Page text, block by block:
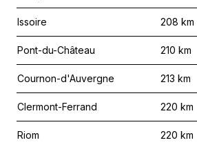
Issoire 208 km
Pont-du-Château 210 km
Cournon-d'Auvergne 213 km
Clermont-Ferrand 220 km
Riom 220 km